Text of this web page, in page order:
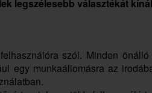
legszélesebb választékát
szól. Minden
egy munkaállomásra az